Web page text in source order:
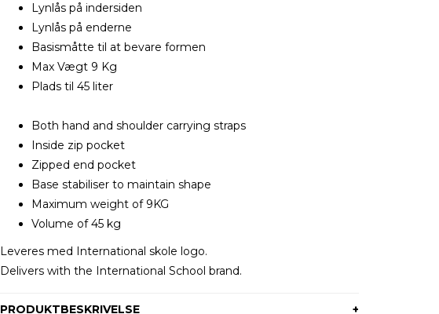
Lynlås på indersiden
Lynlås på enderne
Basismåtte til at bevare formen
Max Vægt 9 Kg
Plads til 45 liter
Both hand and shoulder carrying straps
Inside zip pocket
Zipped end pocket
Base stabiliser to maintain shape
Maximum weight of 9KG
Volume of 45 kg
Leveres med International skole logo.
Delivers with the International School brand.
PRODUKTBESKRIVELSE